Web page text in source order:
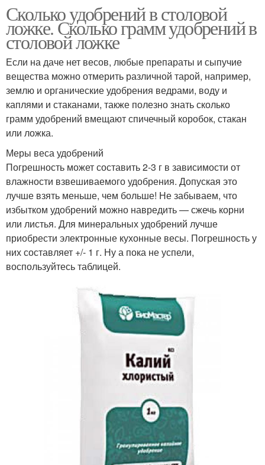
Сколько удобрений в столовой
ложке. Сколько грамм удобрений в
столовой ложке
Если на даче нет весов, любые препараты и сыпучие
вещества можно отмерить различной тарой, например,
землю и органические удобрения ведрами, воду и
каплями и стаканами, также полезно знать сколько
грамм удобрений вмещают спичечный коробок, стакан
или ложка.
Меры веса удобрений
Погрешность может составить 2-3 г в зависимости от
влажности взвешиваемого удобрения. Допуская это
лучше взять меньше, чем больше! Не забываем, что
избытком удобрений можно навредить — сжечь корни
или листья. Для минеральных удобрений лучше
приобрести электронные кухонные весы. Погрешность у
них составляет +/- 1 г. Ну а пока не успели,
воспользуйтесь таблицей.